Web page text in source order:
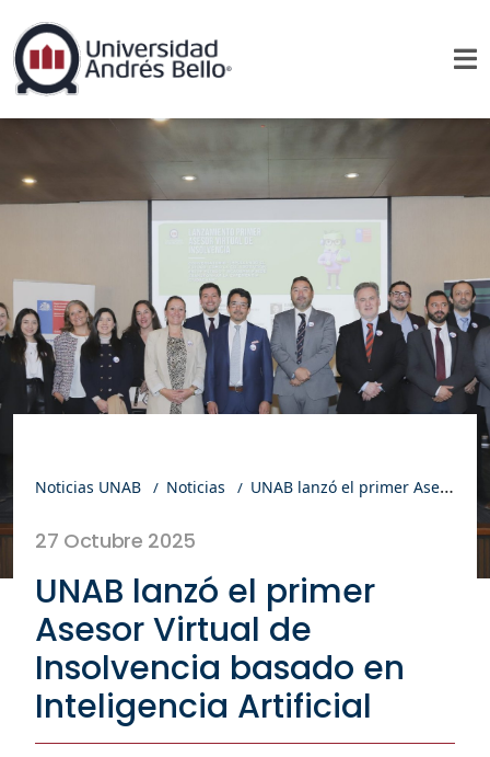
Noticias UNAB Noticias UNAB lanzó el primer Asesor Virtual de Insolvencia basado en Inteligencia Artificial
27 Octubre 2025
UNAB lanzó el primer
Asesor Virtual de
Insolvencia basado en
Inteligencia Artificial